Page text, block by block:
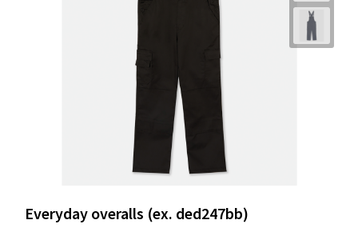
Everyday overalls (ex. ded247bb)